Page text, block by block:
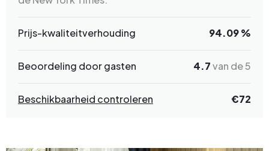
Prijs-kwaliteitverhouding 94.09 %
Beoordeling door gasten 4.7van de 5
Beschikbaarheid controleren €72